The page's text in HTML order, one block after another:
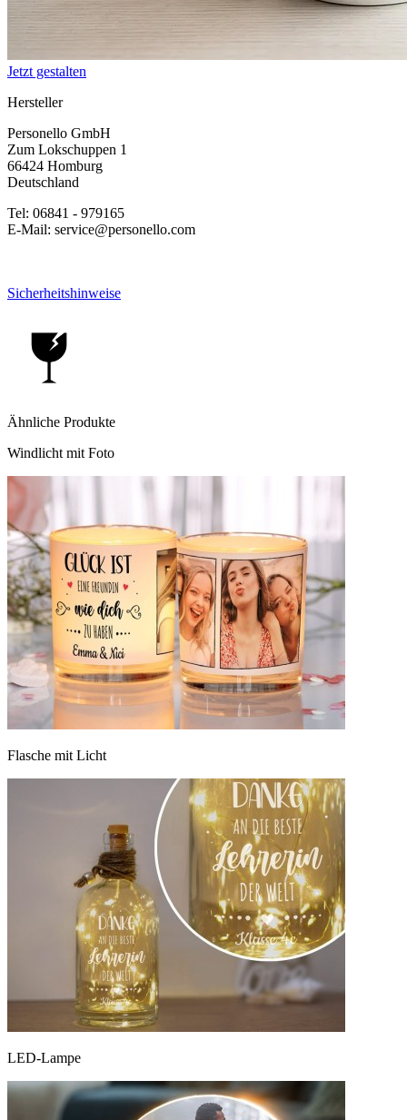
Jetzt gestalten
Hersteller
Personello GmbH
Zum Lokschuppen 1
66424 Homburg
Deutschland
Tel: 06841 - 979165
E-Mail: service@personello.com
Sicherheitshinweise
Ähnliche Produkte
Windlicht mit Foto
Flasche mit Licht
LED-Lampe